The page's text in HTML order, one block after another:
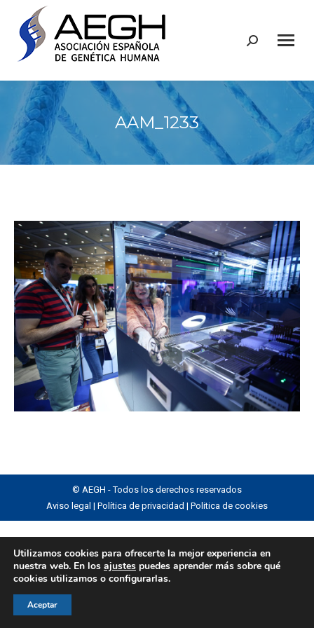
Buscar:
AAM_1233
© AEGH - Todos los derechos reservados
Aviso legal | Política de privacidad | Politica de cookies
Utilizamos cookies para ofrecerte la mejor experiencia en
nuestra web. En los ajustes puedes aprender más sobre qué
cookies utilizamos o configurarlas.
Aceptar